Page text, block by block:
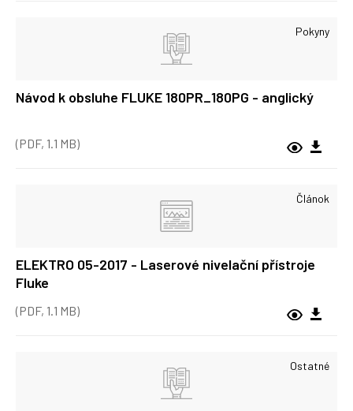
Pokyny
Návod k obsluhe FLUKE 180PR_180PG - anglický
(PDF, 1.1 MB)
Článok
ELEKTRO 05-2017 - Laserové nivelační přístroje
Fluke
(PDF, 1.1 MB)
Ostatné